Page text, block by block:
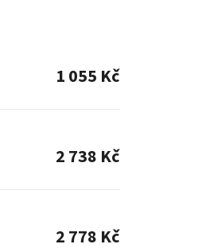
1 055 Kč
2 738 Kč
2 778 Kč